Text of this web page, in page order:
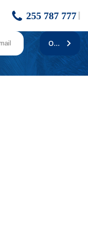
255 787 777
komplexu Perla
cca 200 m od
písčité pláže s
dostanete přes místní
restaurací a barů.
55 km.
Perla Beach, vstupní hala
bazén, terasa s
ODEBÍRAT